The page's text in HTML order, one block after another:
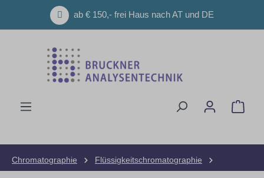
Zum Hauptinhalt springenab € 150,- frei Haus nach AT und DE
Chromatographie
Flüssigkeitschromatographie